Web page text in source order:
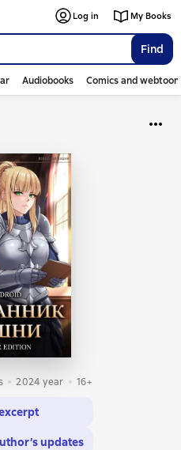
Find
Log in My Books
Audiobooks Comics and
2024 year 16+
updates